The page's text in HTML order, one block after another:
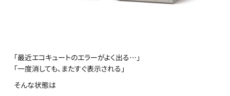
「最近エコキュートのエラーがよく出る…」
「一度消しても、またすぐ表示される」
そんな状態は